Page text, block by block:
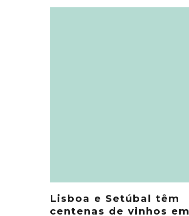
Lisboa e Setúbal têm
centenas de vinhos em